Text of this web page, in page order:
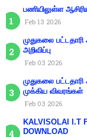
பணியிலுள்ள
Feb 13 2026
முதுகலை
அறிவிப்பு
Feb 03 2026
முதுகலை
முக்கிய விவரங்கள்
Feb 03 2026
KALVISOLAI I.T
DOWNLOAD